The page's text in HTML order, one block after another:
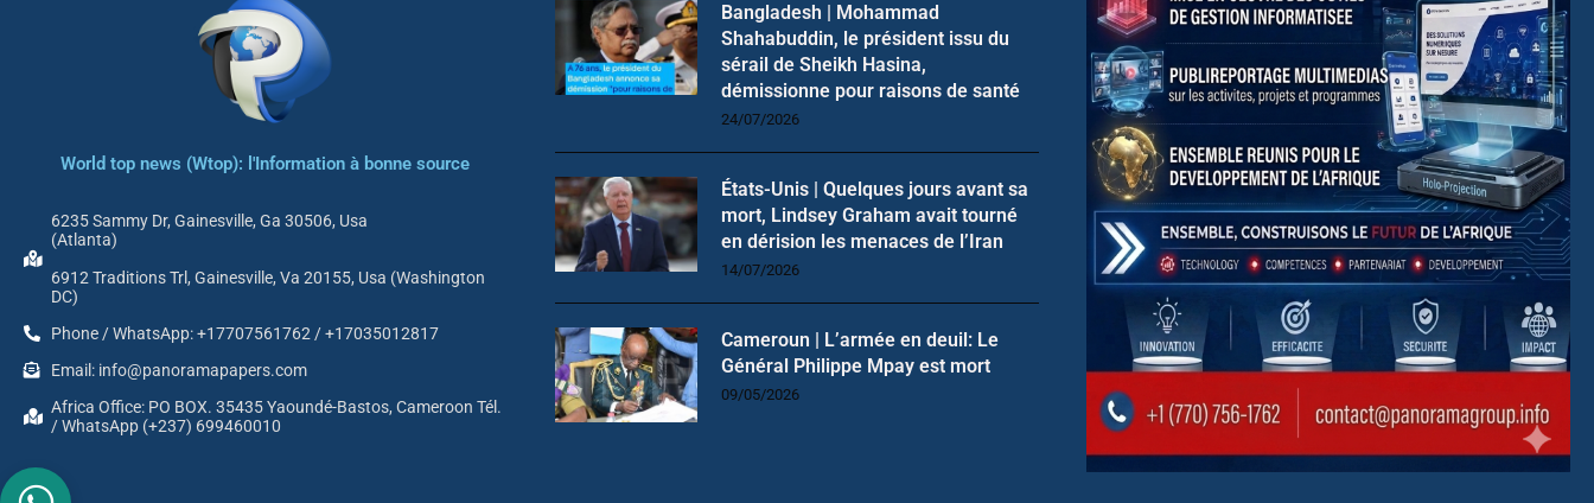
World top news (Wtop): l'Information à bonne source
6235 Sammy Dr, Gainesville, Ga 30506, Usa
(Atlanta)
6912 Traditions Trl, Gainesville, Va 20155, Usa (Washington
DC)
Phone / WhatsApp: +17707561762 / +17035012817
Email: info@panoramapapers.com
Africa Office: PO BOX. 35435 Yaoundé-Bastos, Cameroon Tél.
/ WhatsApp (+237) 699460010
Bangladesh | Mohammad
Shahabuddin, le président issu du
sérail de Sheikh Hasina,
démissionne pour raisons de santé
24/07/2026
États-Unis | Quelques jours avant sa
mort, Lindsey Graham avait tourné
en dérision les menaces de l’Iran
14/07/2026
Cameroun | L’armée en deuil: Le
Général Philippe Mpay est mort
09/05/2026